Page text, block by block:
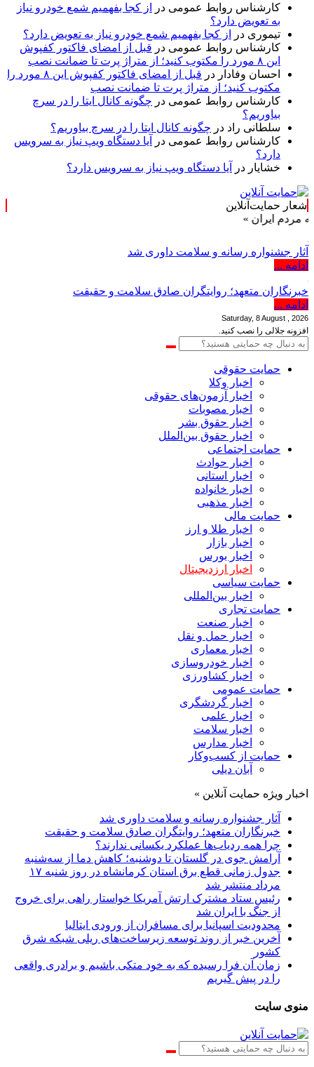
کارشناس روابط عمومی در
از کجا بفهمیم شمع خودرو نیاز
به تعویض دارد؟
تیموری در
از کجا بفهمیم شمع خودرو نیاز به تعویض دارد؟
کارشناس روابط عمومی در قبل از امضای فاکتور کفپوش
این ۸ مورد را مکتوب کنید؛ از متراژ پرت تا ضمانت نصب
احسان وفادار در
قبل از امضای فاکتور کفپوش این ۸ مورد را
مکتوب کنید؛ از متراژ پرت تا ضمانت نصب
کارشناس روابط عمومی در چگونه کانال ایتا را در سرچ
بیاوریم؟
سلطانی راد در چگونه کانال ایتا را در سرچ بیاوریم؟
کارشناس روابط عمومی در
آیا دستگاه ویپ نیاز به سرویس
دارد؟
خشایار در آیا دستگاه ویپ نیاز به سرویس دارد؟
شعار حمایت‌آنلاین
»
آثار جشنواره رسانه و سلامت داوری شد
ادامه ...
خبرنگاران متعهد؛ روایتگران صادق سلامت و حقیقت
ادامه ...
Saturday, 8 August , 2026
افزونه جلالی را نصب کنید.
حمایت حقوقی
اخبار وکلا
اخبار آزمون‌های حقوقی
اخبار مصوبات
اخبار حقوق بشر
اخبار حقوق بین‌الملل
حمایت اجتماعی
اخبار حوادث
اخبار استانی
اخبار خانواده
اخبار مذهبی
حمایت مالی
اخبار طلا و ارز
اخبار بازار
اخبار بورس
اخبار ارزدیجیتال
حمایت سیاسی
اخبار بین‌المللی
حمایت تجاری
اخبار صنعت
اخبار حمل و نقل
اخبار معماری
اخبار خودروسازی
اخبار کشاورزی
حمایت عمومی
اخبار گردشگری
اخبار علمی
اخبار سلامت
اخبار مدارس
حمایت از کسب‌وکار
آبان دیلی
اخبار ویژه حمایت آنلاین »
آثار جشنواره رسانه و سلامت داوری شد
خبرنگاران متعهد؛ روایتگران صادق سلامت و حقیقت
چرا همه ردیاب‌ها عملکرد یکسانی ندارند؟
آرامش جوی در گلستان تا دوشنبه؛ کاهش دما از سه‌شنبه
جدول زمانی قطع برق استان کرمانشاه در روز شنبه ۱۷
مرداد منتشر شد
رئیس ستاد مشترک ارتش آمریکا خواستار راهی برای خروج
از جنگ با ایران شد
محدودیت اسپانیا برای مسافران از ورودی ایتالیا
آخرین خبر از روند توسعه زیرساخت‌های ریلی شبکه شرق
کشور
زمان آن فرا رسیده که به خود متکی باشیم و برادری واقعی
را در پیش گیریم
منوی سایت